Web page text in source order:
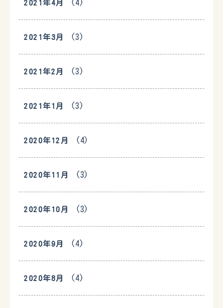
2021年4月 (4)
2021年3月 (3)
2021年2月 (3)
2021年1月 (3)
2020年12月 (4)
2020年11月 (3)
2020年10月 (3)
2020年9月 (4)
2020年8月 (4)